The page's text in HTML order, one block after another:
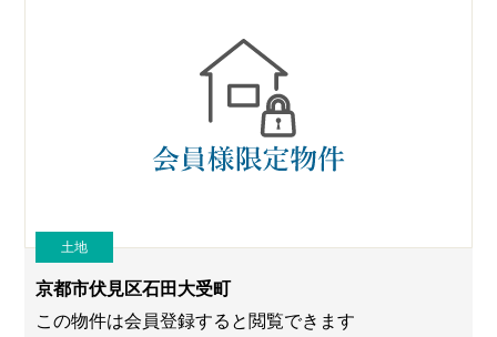
土地
京都市伏見区石田大受町
この物件は会員登録すると閲覧できます